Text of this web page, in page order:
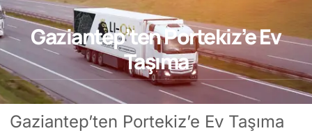
Gaziantep’ten Portekiz’e Ev
Taşıma
Gaziantep’ten Portekiz’e Ev Taşıma